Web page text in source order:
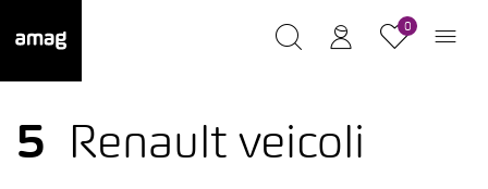
0
5
Renault veicoli